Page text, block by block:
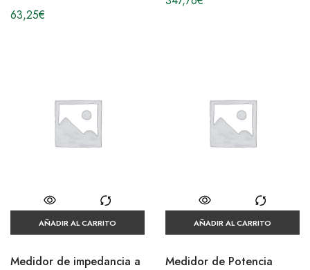
63,25€
AÑADIR AL CARRITO
Medidor de impedancia a
AÑADIR AL CARRITO
Medidor de Potencia